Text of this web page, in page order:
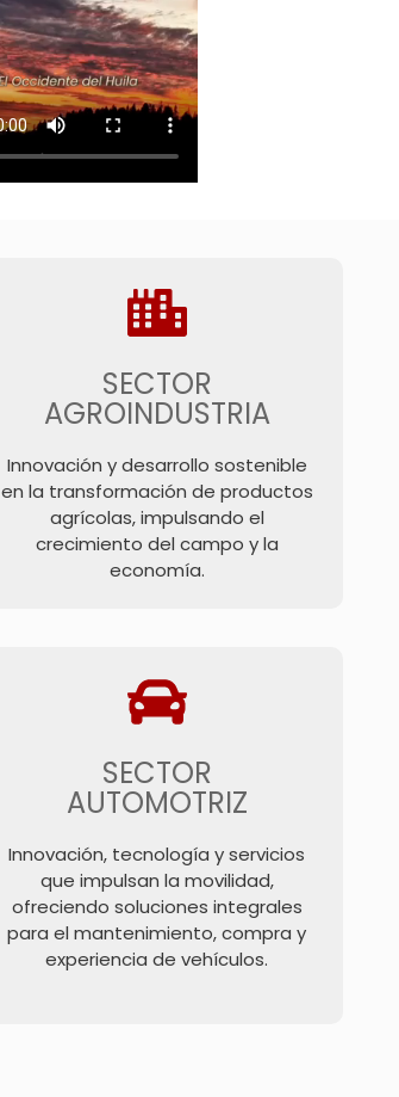
SECTOR
AGROINDUSTRIA
Innovación y desarrollo sostenible
en la transformación de productos
agrícolas, impulsando el
crecimiento del campo y la
economía.
SECTOR
AUTOMOTRIZ
Innovación, tecnología y servicios
que impulsan la movilidad,
ofreciendo soluciones integrales
para el mantenimiento, compra y
experiencia de vehículos.